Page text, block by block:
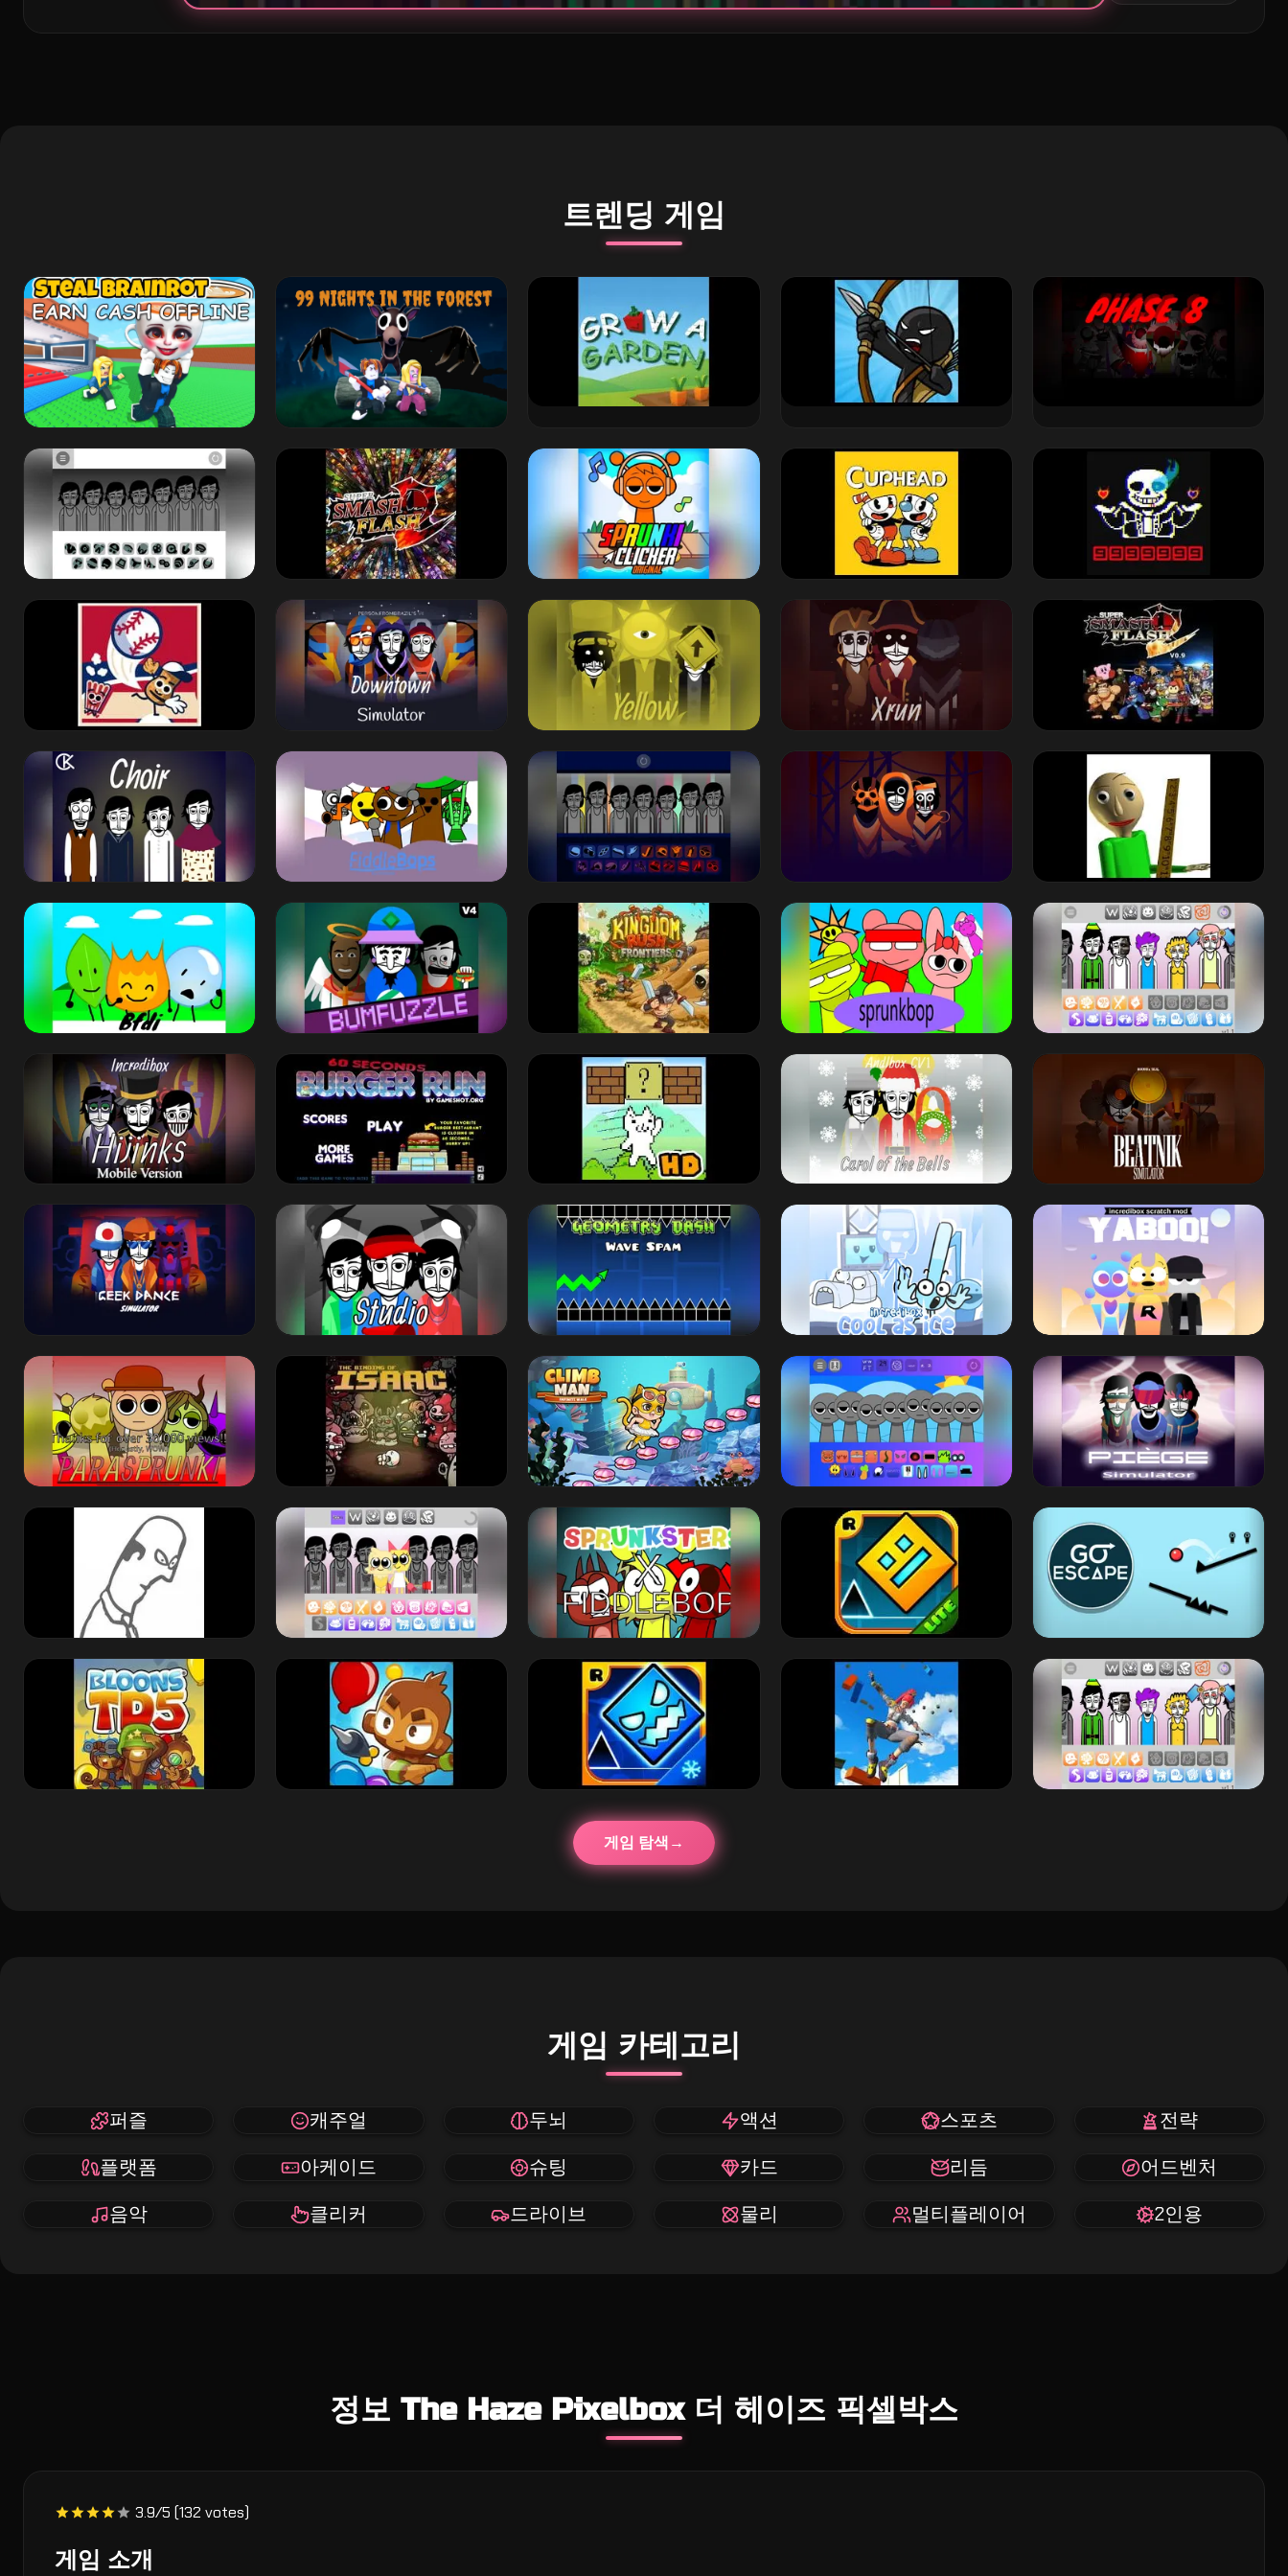
트렌딩 게임
게임 탐색
게임 카테고리
퍼즐 캐주얼 두뇌 액션 스포츠
전략
플랫폼
아케이드 슈팅 카드 리듬
어드벤처
음악
클리커 드라이브 물리 멀티플레이어 2인용
정보 The Haze Pixelbox 더 헤이즈 픽셀박스
3.9/5 (132 votes)
게임 소개